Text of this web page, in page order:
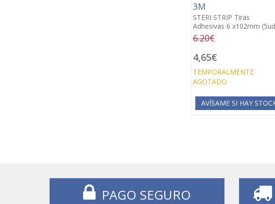
3M
STERI STRIP Tiras
Adhesivas 6 x102mm
6.20€
4,65€
TEMPORALMENTE
AGOTADO
AVÍSAME SI HAY
PAGO SEGURO